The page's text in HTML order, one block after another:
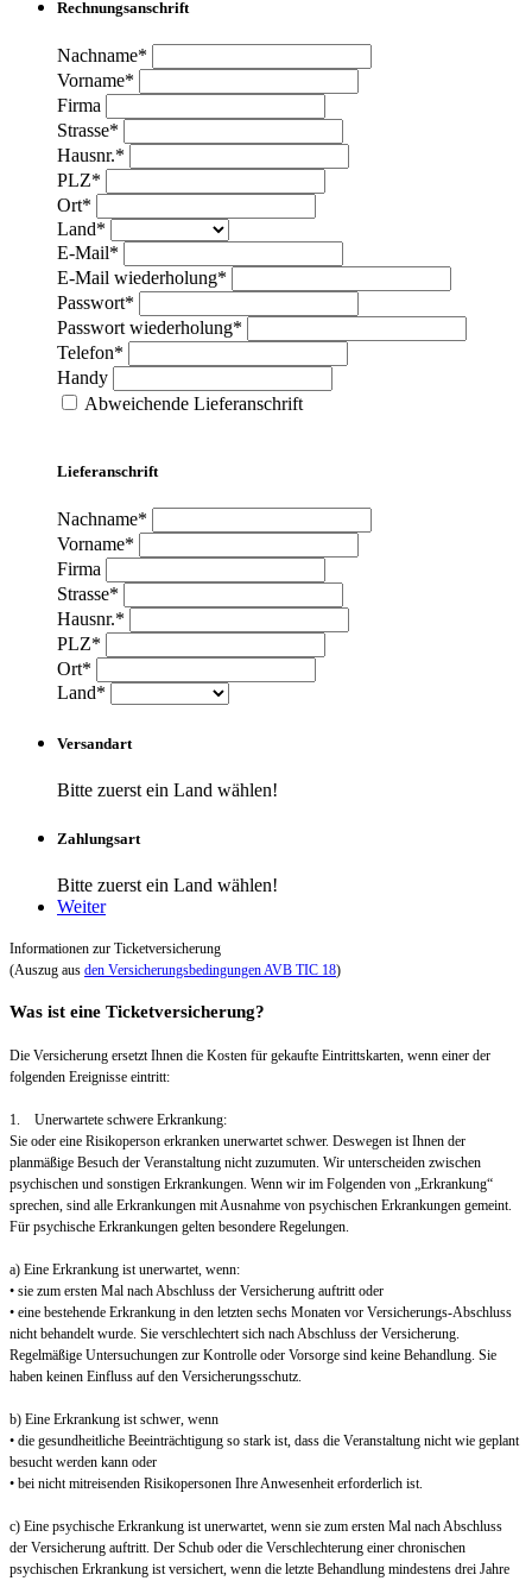
Rechnungsanschrift
Nachname*
Vorname*
Firma
Strasse*
Hausnr.*
PLZ*
Ort*
Land*
E-Mail*
E-Mail wiederholung*
Passwort*
Passwort wiederholung*
Telefon*
Handy
Abweichende Lieferanschrift
Lieferanschrift
Nachname*
Vorname*
Firma
Strasse*
Hausnr.*
PLZ*
Ort*
Land*
Versandart
Bitte zuerst ein Land wählen!
Zahlungsart
Bitte zuerst ein Land wählen!
Weiter
Informationen zur Ticketversicherung
(Auszug aus den Versicherungsbedingungen AVB TIC 18)
Was ist eine Ticketversicherung?
Die Versicherung ersetzt Ihnen die Kosten für gekaufte Eintrittskarten, wenn einer der
folgenden Ereignisse eintritt:
1. Unerwartete schwere Erkrankung:
Sie oder eine Risikoperson erkranken unerwartet schwer. Deswegen ist Ihnen der
planmäßige Besuch der Veranstaltung nicht zuzumuten. Wir unterscheiden zwischen
psychischen und sonstigen Erkrankungen. Wenn wir im Folgenden von „Erkrankung“
sprechen, sind alle Erkrankungen mit Ausnahme von psychischen Erkrankungen gemeint.
Für psychische Erkrankungen gelten besondere Regelungen.
a) Eine Erkrankung ist unerwartet, wenn:
• sie zum ersten Mal nach Abschluss der Versicherung auftritt oder
• eine bestehende Erkrankung in den letzten sechs Monaten vor Versicherungs-Abschluss
nicht behandelt wurde. Sie verschlechtert sich nach Abschluss der Versicherung.
Regelmäßige Untersuchungen zur Kontrolle oder Vorsorge sind keine Behandlung. Sie
haben keinen Einfluss auf den Versicherungsschutz.
b) Eine Erkrankung ist schwer, wenn
• die gesundheitliche Beeinträchtigung so stark ist, dass die Veranstaltung nicht wie geplant
besucht werden kann oder
• bei nicht mitreisenden Risikopersonen Ihre Anwesenheit erforderlich ist.
c) Eine psychische Erkrankung ist unerwartet, wenn sie zum ersten Mal nach Abschluss
der Versicherung auftritt. Der Schub oder die Verschlechterung einer chronischen
psychischen Erkrankung ist versichert, wenn die letzte Behandlung mindestens drei Jahre